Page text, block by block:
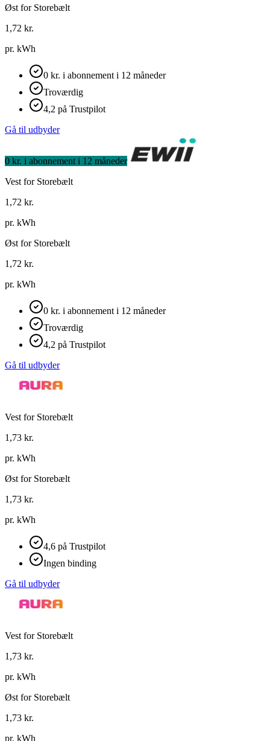
Øst for Storebælt
1,72 kr.
pr. kWh
0 kr. i abonnement i 12 måneder
Troværdig
4,2 på Trustpilot
Gå til udbyder
0 kr. i abonnement i 12 måneder
Vest for Storebælt
1,72 kr.
pr. kWh
Øst for Storebælt
1,72 kr.
pr. kWh
0 kr. i abonnement i 12 måneder
Troværdig
4,2 på Trustpilot
Gå til udbyder
Vest for Storebælt
1,73 kr.
pr. kWh
Øst for Storebælt
1,73 kr.
pr. kWh
4,6 på Trustpilot
Ingen binding
Gå til udbyder
Vest for Storebælt
1,73 kr.
pr. kWh
Øst for Storebælt
1,73 kr.
pr. kWh